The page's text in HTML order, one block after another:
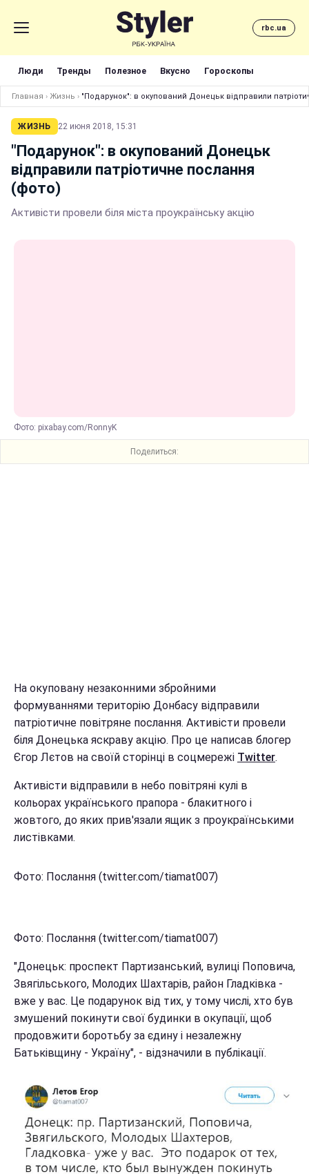
rbc.ua
Люди Тренды Полезное Вкусно Гороскопы
Главная › Жизнь › "Подарунок": в окупований Донецьк відправили
ЖИЗНЬ 22 июня 2018, 15:31
"Подарунок": в окупований Донецьк
відправили патріотичне послання
(фото)
Активісти провели біля міста проукраїнську акцію
Фото: pixabay.com/RonnyK
Поделиться:
На окуповану незаконними збройними
формуваннями територію Донбасу відправили
патріотичне повітряне послання. Активісти провели
біля Донецька яскраву акцію. Про це написав блогер
Єгор Лєтов на своїй сторінці в соцмережі Twitter.
Активісти відправили в небо повітряні кулі в
кольорах українського прапора - блакитного і
жовтого, до яких прив'язали ящик з проукраїнськими
листівками.
Фото: Послання (twitter.com/tiamat007)
Фото: Послання (twitter.com/tiamat007)
"Донецьк: проспект Партизанський, вулиці Поповича,
Звягільського, Молодих Шахтарів, район Гладківка -
вже у вас. Це подарунок від тих, у тому числі, хто був
змушений покинути свої будинки в окупації, щоб
продовжити боротьбу за єдину і незалежну
Батьківщину - Україну", - відзначили в публікації.